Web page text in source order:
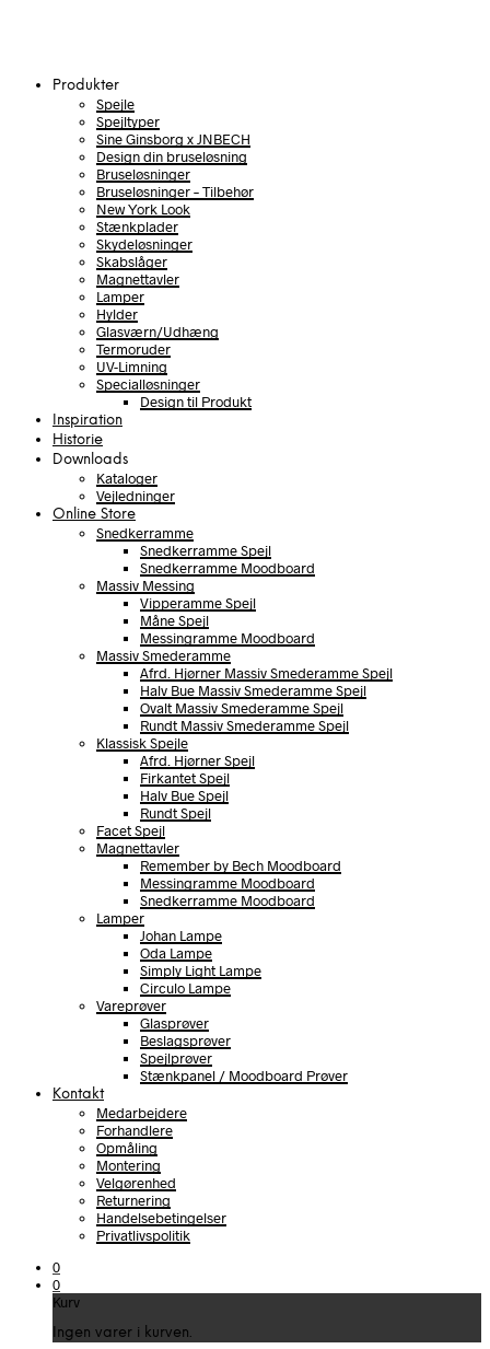
Produkter
Spejle
Spejltyper
Sine Ginsborg x JNBECH
Design din bruseløsning
Bruseløsninger
Bruseløsninger – Tilbehør
New York Look
Stænkplader
Skydeløsninger
Skabslåger
Magnettavler
Lamper
Hylder
Glasværn/Udhæng
Termoruder
UV-Limning
Specialløsninger
Design til Produkt
Inspiration
Historie
Downloads
Kataloger
Vejledninger
Online Store
Snedkerramme
Snedkerramme Spejl
Snedkerramme Moodboard
Massiv Messing
Vipperamme Spejl
Måne Spejl
Messingramme Moodboard
Massiv Smederamme
Afrd. Hjørner Massiv Smederamme Spejl
Halv Bue Massiv Smederamme Spejl
Ovalt Massiv Smederamme Spejl
Rundt Massiv Smederamme Spejl
Klassisk Spejle
Afrd. Hjørner Spejl
Firkantet Spejl
Halv Bue Spejl
Rundt Spejl
Facet Spejl
Magnettavler
Remember by Bech Moodboard
Messingramme Moodboard
Snedkerramme Moodboard
Lamper
Johan Lampe
Oda Lampe
Simply Light Lampe
Circulo Lampe
Vareprøver
Glasprøver
Beslagsprøver
Spejlprøver
Stænkpanel / Moodboard Prøver
Kontakt
Medarbejdere
Forhandlere
Opmåling
Montering
Velgørenhed
Returnering
Handelsebetingelser
Privatlivspolitik
0
0
Kurv
Ingen varer i kurven.